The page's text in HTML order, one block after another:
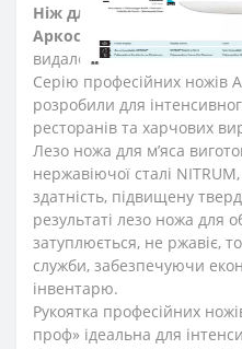
Ніж для обробки м’яса
Аркос
видалення прожилок та
Серію професійних ножів
розробили для
ресторанів та харчових
Лезо ножа для м’яса
нержавіючої сталі
здатність, підвищену
результаті лезо ножа для
затуплюється, не ржавіє,
служби, забезпечуючи
інвентарю.
Рукоятка професійних
проф» ідеальна для